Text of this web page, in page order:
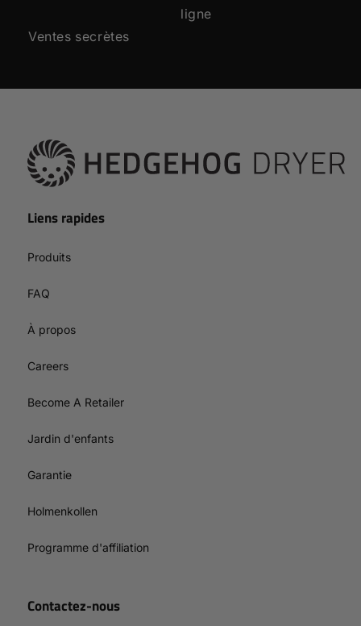
ligne
Ventes secrètes
Liens rapides
Produits
FAQ
À propos
Careers
Become A Retailer
Jardin d'enfants
Garantie
Holmenkollen
Programme d'affiliation
Contactez-nous